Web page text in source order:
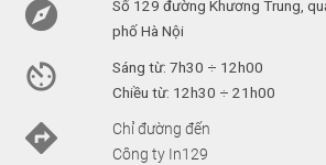

Số 129 đường Khương Trung,
phố Hà Nội

Sáng từ: 7h30 ÷ 12h00
Chiều từ: 12h30 ÷ 21h00

Chỉ đường đến
Công ty In129